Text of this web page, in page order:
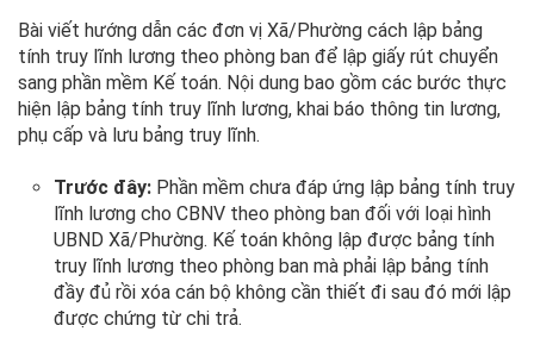
Bài viết hướng dẫn các đơn vị Xã/Phường cách lập bảng
tính truy lĩnh lương theo phòng ban để lập giấy rút chuyển
sang phần mềm Kế toán. Nội dung bao gồm các bước thực
hiện lập bảng tính truy lĩnh lương, khai báo thông tin lương,
phụ cấp và lưu bảng truy lĩnh.
Trước đây: Phần mềm chưa đáp ứng lập bảng tính truy
lĩnh lương cho CBNV theo phòng ban đối với loại hình
UBND Xã/Phường. Kế toán không lập được bảng tính
truy lĩnh lương theo phòng ban mà phải lập bảng tính
đầy đủ rồi xóa cán bộ không cần thiết đi sau đó mới lập
được chứng từ chi trả.